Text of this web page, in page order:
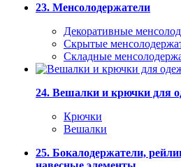
23. Менсолодержатели
Декоративные
Скрытые
Складные
24. Вешалки и крючки для
Крючки
Вешалки
25. Бокалодержатели,